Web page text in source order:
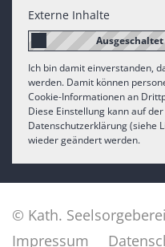
Externe Inhalte
Ich bin damit einverstanden,
werden. Damit können
Cookie-Informationen an
Diese Einstellung kann auf
Datenschutzerklärung (siehe
wieder geändert werden.
© Kath.
Impressum